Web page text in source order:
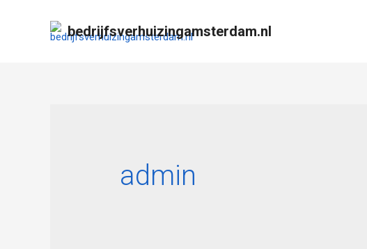
bedrijfsverhuizingamsterdam.nl
admin